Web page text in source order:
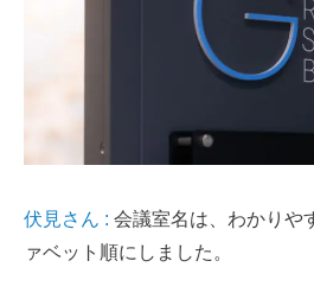
伏見さん : 会議室名は、わかりや
ァベット順にしました。